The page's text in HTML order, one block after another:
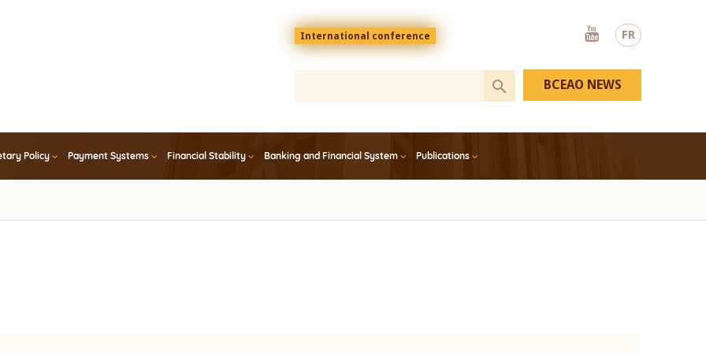
FR
Menu
top
En
International conference
Youtube
Policy Payment Systems Financial Stability Banking and Financial System Publications
BCEAO NEWS